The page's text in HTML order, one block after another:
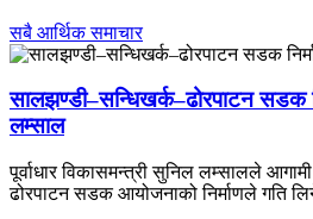
सबै आर्थिक समाचार
सालझण्डी–सन्धिखर्क–ढोरपाटन सडक
लम्साल
पूर्वाधार विकासमन्त्री सुनिल लम्सालले
ढोरपाटन सडक आयोजनाको निर्माणले गति